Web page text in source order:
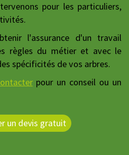
pour les particuliers,
l'assurance d'un travail
règles du métier et avec le
spécificités de vos arbres.
pour un conseil ou un
un devis gratuit